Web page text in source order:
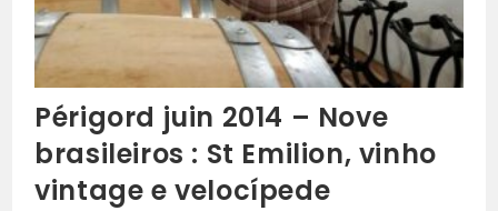
Périgord juin 2014 – Nove
brasileiros : St Emilion, vinho
vintage e velocípede